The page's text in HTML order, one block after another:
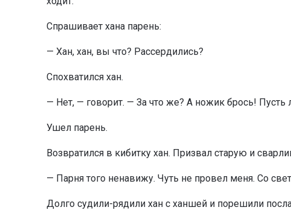
Спрашивает хана парень:
— Хан, хан, вы что? Рассердились?
Спохватился хан.
— Нет, — говорит. — За что же? А ножик брось! Пусть
Ушел парень.
Возвратился в кибитку хан. Призвал старую и
— Парня того ненавижу. Чуть не провел меня. Со
Долго судили-рядили хан с ханшей и порешили